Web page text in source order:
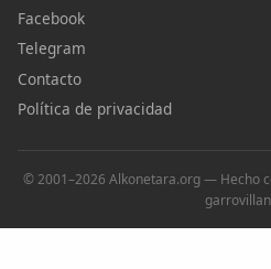
Facebook
Telegram
Contacto
Política de privacidad
© 2001–2026 Alkonetara.org — Hecho